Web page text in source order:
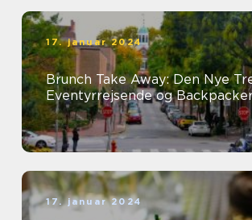
17. januar 2024
Brunch Take Away: Den Nye
Eventyrrejsende og
17. januar 2024